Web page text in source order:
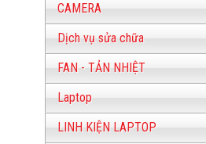
CAMERA
Dịch vụ sửa chữa
FAN - TẢN NHIỆT
Laptop
LINH KIỆN LAPTOP